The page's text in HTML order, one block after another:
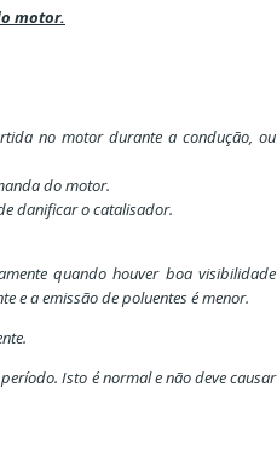
motor.
no motor durante a condução, ou
do motor.
danificar o catalisador.
quando houver boa visibilidade
e a emissão de poluentes é menor.
Isto é normal e não deve causar